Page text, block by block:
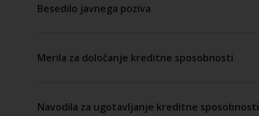
Besedilo javnega poziva
Merila za določanje kreditne sposobnosti
Navodila za ugotavljanje kreditne sposobnosti